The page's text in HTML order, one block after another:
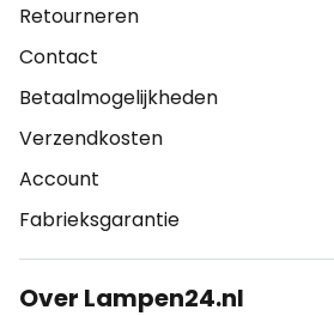
Retourneren
Contact
Betaalmogelijkheden
Verzendkosten
Account
Fabrieksgarantie
Over Lampen24.nl